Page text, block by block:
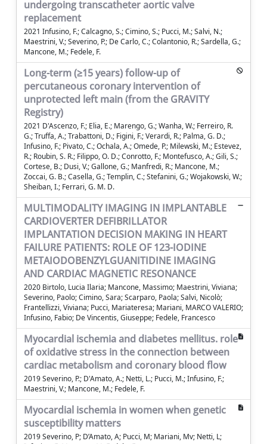
undergoing transcatheter aortic valve
replacement
2021 Infusino, F.; Calcagno, S.; Cimino, S.; Pucci, M.; Salvi, N.;
Maestrini, V.; Severino, P.; De Carlo, C.; Colantonio, R.; Sardella, G.;
Mancone, M.; Fedele, F.
Long-term (≥15 years) follow-up of
percutaneous coronary intervention of
unprotected left main (from the GRAVITY
Registry)
2021 D'Ascenzo, F.; Elia, E.; Marengo, G.; Wanha, W.; Ferreiro, R.
G.; Truffa, A.; Trabattoni, D.; Figini, F.; Verardi, R.; Palma, G. D.;
Infusino, F.; Pivato, C.; Ochala, A.; Omede, P.; Milewski, M.; Estevez,
R.; Roubin, S. R.; Filippo, O. D.; Conrotto, F.; Montefusco, A.; Gili, S.;
Cortese, B.; Dusi, V.; Gallone, G.; Manfredi, R.; Mancone, M.;
Zoccai, G. B.; Casella, G.; Templin, C.; Stefanini, G.; Wojakowski, W.;
Sheiban, I.; Ferrari, G. M. D.
MULTIMODALITY IMAGING IN IMPLANTABLE
CARDIOVERTER DEFIBRILLATOR
IMPLANTATION DECISION MAKING IN HEART
FAILURE PATIENTS: ROLE OF 123-IODINE
METAIODOBENZYLGUANITIDINE IMAGING
AND CARDIAC MAGNETIC RESONANCE
2020 Birtolo, Lucia Ilaria; Mancone, Massimo; Maestrini, Viviana;
Severino, Paolo; Cimino, Sara; Scarparo, Paola; Salvi, Nicolò;
Frantellizzi, Viviana; Pucci, Mariateresa; Mariani, MARCO VALERIO;
Infusino, Fabio; De Vincentis, Giuseppe; Fedele, Francesco
Myocardial ischemia and diabetes mellitus. role
of oxidative stress in the connection between
cardiac metabolism and coronary blood flow
2019 Severino, P.; D'Amato, A.; Netti, L.; Pucci, M.; Infusino, F.;
Maestrini, V.; Mancone, M.; Fedele, F.
Myocardial ischemia in women when genetic
susceptibility matters
2019 Severino, P; D’Amato, A; Pucci, M; Mariani, Mv; Netti, L;